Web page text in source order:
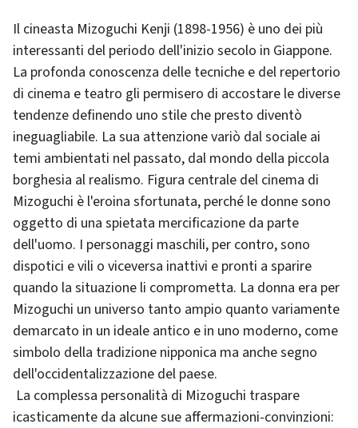
Il cineasta Mizoguchi Kenji (1898-1956) è uno dei più
interessanti del periodo dell'inizio secolo in Giappone.
La profonda conoscenza delle tecniche e del repertorio
di cinema e teatro gli permisero di accostare le diverse
tendenze definendo uno stile che presto diventò
ineguagliabile. La sua attenzione variò dal sociale ai
temi ambientati nel passato, dal mondo della piccola
borghesia al realismo. Figura centrale del cinema di
Mizoguchi è l'eroina sfortunata, perché le donne sono
oggetto di una spietata mercificazione da parte
dell'uomo. I personaggi maschili, per contro, sono
dispotici e vili o viceversa inattivi e pronti a sparire
quando la situazione li comprometta. La donna era per
Mizoguchi un universo tanto ampio quanto variamente
demarcato in un ideale antico e in uno moderno, come
simbolo della tradizione nipponica ma anche segno
dell'occidentalizzazione del paese.
La complessa personalità di Mizoguchi traspare
icasticamente da alcune sue affermazioni-convinzioni: